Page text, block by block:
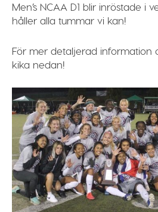
Men’s NCAA D1 blir inröstade i
håller alla tummar vi kan!
För mer detaljerad information
kika nedan!